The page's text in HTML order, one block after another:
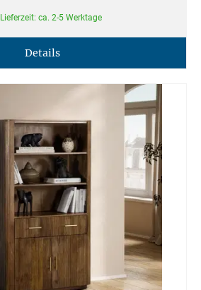
Lieferzeit: ca. 2-5 Werktage
Details